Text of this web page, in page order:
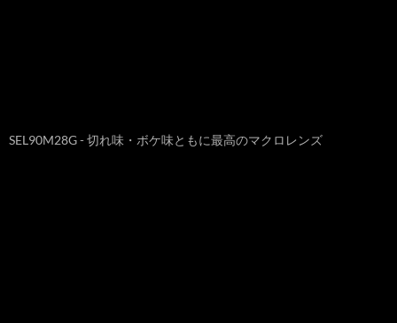
SEL90M28G - 切れ味・ボケ味ともに最高のマクロレンズ